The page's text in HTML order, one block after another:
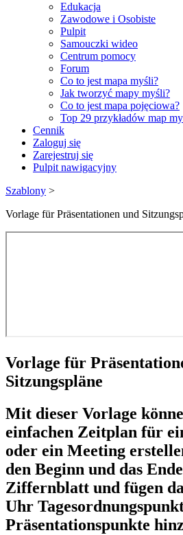
Edukacja
Zawodowe i Osobiste
Pulpit
Samouczki wideo
Centrum pomocy
Forum
Co to jest mapa myśli?
Jak tworzyć mapy myśli?
Co to jest mapa pojęciowa?
Top 29 przykładów map
Cennik
Zaloguj się
Zarejestruj się
Pulpit nawigacyjny
Szablony >
Vorlage für Präsentationen und
Vorlage für
Sitzungspläne
Mit dieser Vorlage
einfachen Zeitplan für
oder ein Meeting
den Beginn und das
Ziffernblatt und fügen
Uhr
Präsentationspunkte